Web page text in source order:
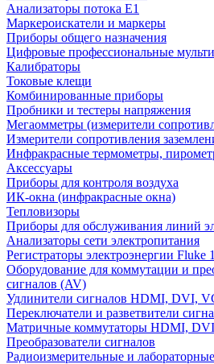
Анализаторы потока Е1
Маркероискатели и маркеры
Приборы общего назначения
Цифровые профессиональные
Калибраторы
Токовые клещи
Комбинированные приборы
Пробники и тестеры напряжения
Мегаомметры (измерители
Измерители сопротивления
Инфракрасные термометры,
Аксессуары
Приборы для контроля воздуха
ИК-окна (инфракрасные окна)
Тепловизоры
Приборы для обслуживания линий
Анализаторы сети электропитания
Регистраторы электроэнергии Fluke
Оборудование для коммутации и
сигналов (AV)
Удлинители сигналов HDMI, DVI,
Переключатели и разветвители
Матричные коммутаторы HDMI,
Преобразователи сигналов
Радиоизмерительные и